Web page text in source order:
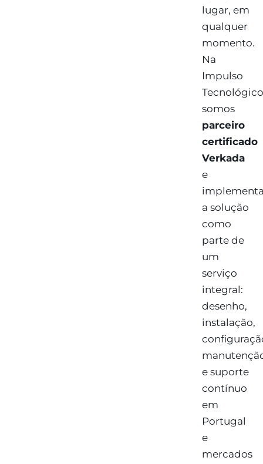
lugar, em
qualquer
momento.
Na
Impulso
Tecnológico
somos
parceiro
certificado
Verkada
e
a solução
como
parte de
um
serviço
integral:
desenho,
instalação,
e suporte
contínuo
em
Portugal
e
mercados